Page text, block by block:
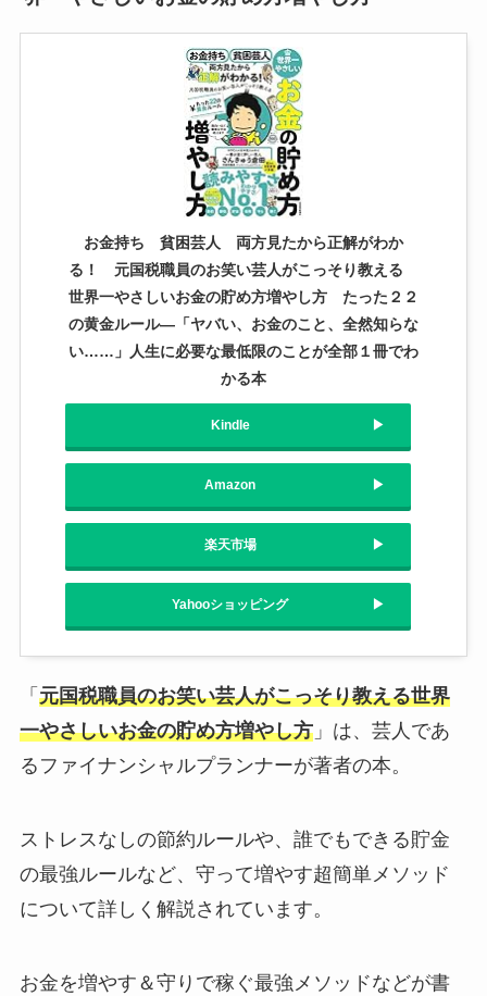
お金持ち 貧困芸人 両方見たから正解がわか
る！ 元国税職員のお笑い芸人がこっそり教える
世界一やさしいお金の貯め方増やし方 たった２２
の黄金ルール―「ヤバい、お金のこと、全然知らな
い……」人生に必要な最低限のことが全部１冊でわ
かる本
Kindle
Amazon
楽天市場
Yahooショッピング
「 元国税職員のお笑い芸人がこっそり教える世界
一やさしいお金の貯め方増やし方」は、芸人であ
るファイナンシャルプランナーが著者の本。
ストレスなしの節約ルールや、誰でもできる貯金
の最強ルールなど、守って増やす超簡単メソッド
について詳しく解説されています。
お金を増やす＆守りで稼ぐ最強メソッドなどが書